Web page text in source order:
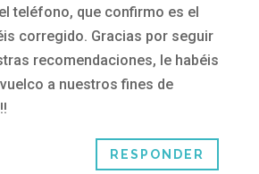
teléfono, que confirmo es el
corregido. Gracias por seguir
recomendaciones, le habéis
a nuestros fines de
RESPONDER